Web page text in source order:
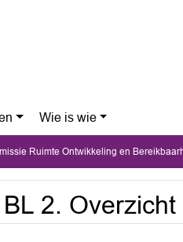
Wie is wie
Ruimte Ontwikkeling en Bereikbaarheid
BL 2.